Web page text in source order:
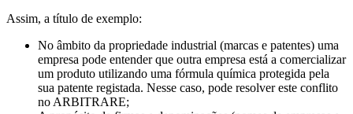
Assim, a título de exemplo:
No âmbito da propriedade industrial (marcas e patentes) uma
empresa pode entender que outra empresa está a comercializar
um produto utilizando uma fórmula química protegida pela
sua patente registada. Nesse caso, pode resolver este conflito
no ARBITRARE;